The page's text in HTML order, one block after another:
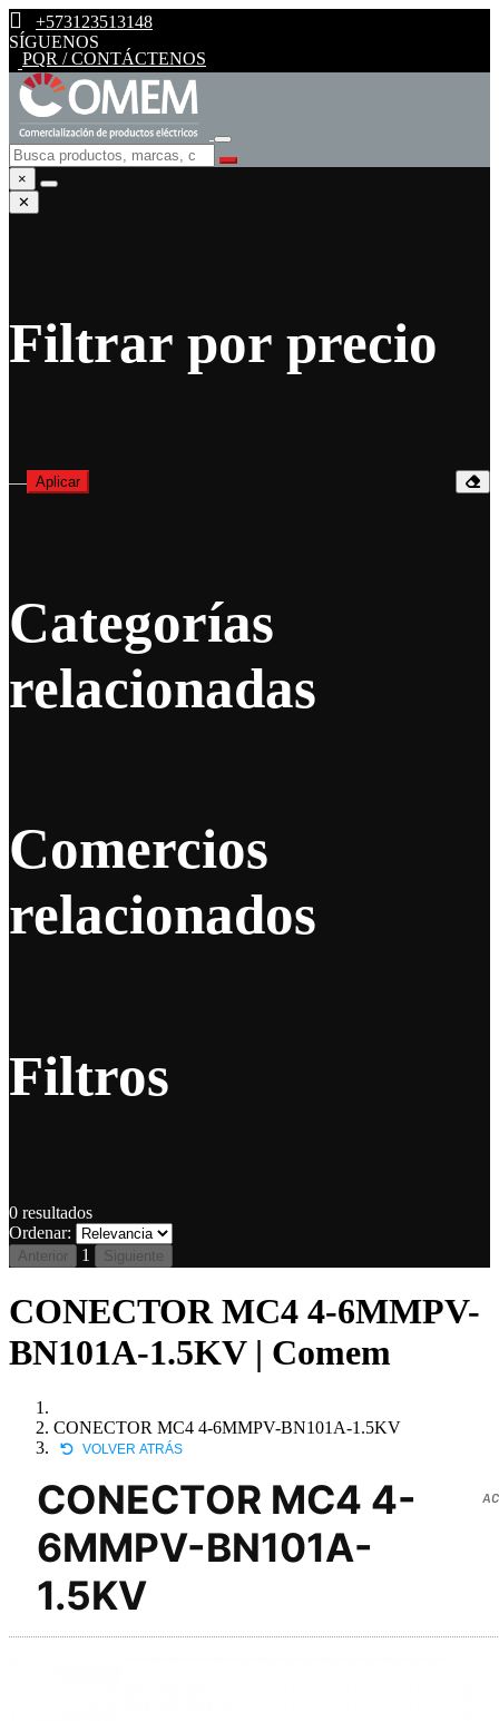
+573123513148
SÍGUENOS
PQR / CONTÁCTENOS
×
✕
Filtrar por precio
— Aplicar
Categorías
relacionadas
Comercios
relacionados
Filtros
0 resultados
Ordenar:
Anterior 1 Siguiente
CONECTOR MC4 4-6MMPV-
BN101A-1.5KV | Comem
CONECTOR MC4 4-6MMPV-BN101A-1.5KV
VOLVER ATRÁS
CONECTOR MC4 4-
6MMPV-BN101A-
1.5KV